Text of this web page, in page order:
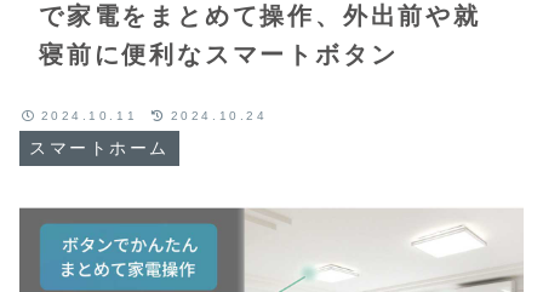
で家電をまとめて操作、外出前や就
寝前に便利なスマートボタン
スマートホーム
2024.10.11 2024.10.24